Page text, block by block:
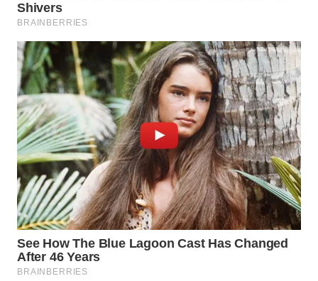
WN DELI
SERDANG
WN
TEBING
TINGGI
WN
PAKPAK
WN
KARAWANG
BEKASI